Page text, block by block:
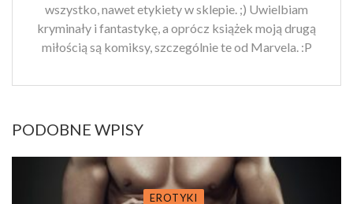
wszystko, nawet etykiety w sklepie. ;) Uwielbiam
kryminały i fantastykę, a oprócz książek moją drugą
miłością są komiksy, szczególnie te od Marvela. :P
PODOBNE WPISY
EROTYKI